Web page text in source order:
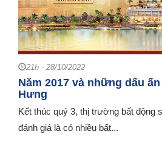
21h - 28/10/2022
Năm 2017 và những dấu
Hưng
Kết thúc quý 3, thị trường bất động
đánh giá là có nhiều bất...